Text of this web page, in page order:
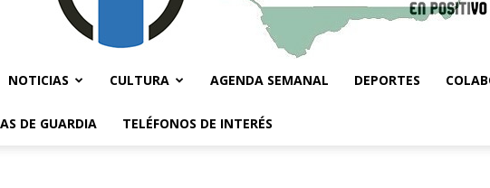
NOTICIAS CULTURA AGENDA SEMANAL DEPORTES
DE GUARDIA TELÉFONOS DE INTERÉS